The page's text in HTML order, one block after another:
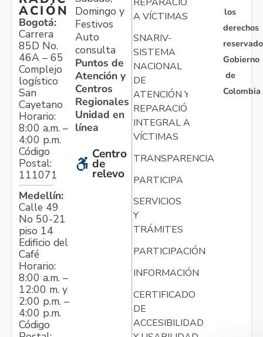
ACIÓN
Bogotá:
Carrera
85D No.
46A – 65
Complejo
logístico
San
Cayetano
Horario:
8:00 a.m. –
4:00 p.m.
Código
Postal:
111071
Medellín:
Calle 49
No 50-21
piso 14
Edificio del
Café
Horario:
8:00 a.m. –
12:00 m. y
2:00 p.m. –
4:00 p.m.
Código
Domingo y
Festivos
Auto
consulta
Puntos de
Atención y
Centros
Regionales
Unidad en
línea
Centro
de
relevo
A VÍCTIMAS
SNARIV-
SISTEMA
NACIONAL
DE
ATENCIÓN Y
REPARACIÓN
INTEGRAL A
VÍCTIMAS
TRANSPARENCIA
PARTICIPA
SERVICIOS
Y
TRÁMITES
PARTICIPACIÓN
INFORMACIÓN
CERTIFICADO
DE
ACCESIBILIDAD
los
derechos
Gobierno
de
Colombia